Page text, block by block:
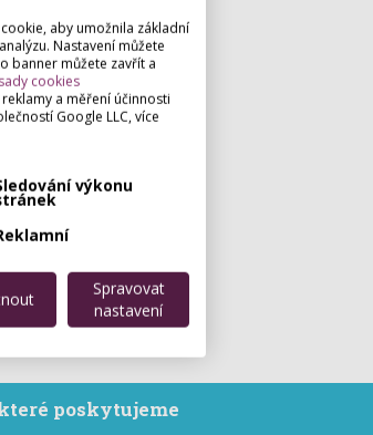
poskytujeme
aby umožnila základní
Nastavení můžete
banner můžete zavřít a
cookies
a měření účinnosti
Google LLC, více
výkonu
Spravovat
nastavení